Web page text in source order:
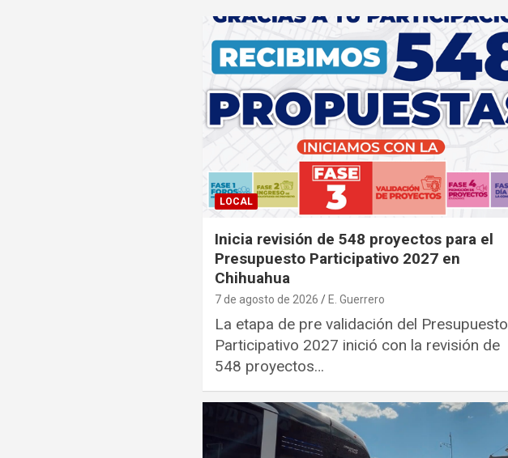
LOCAL
Inicia revisión de 548 proyectos para el
Presupuesto Participativo 2027 en
Chihuahua
7 de agosto de 2026 E. Guerrero
La etapa de pre validación del Presupuesto
Participativo 2027 inició con la revisión de
548 proyectos…